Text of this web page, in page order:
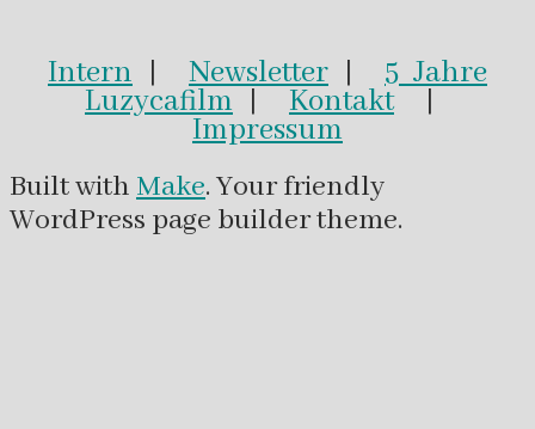
Intern | Newsletter | 5 Jahre
Luzycafilm | Kontakt|
Impressum
Built with Make. Your friendly
WordPress page builder theme.